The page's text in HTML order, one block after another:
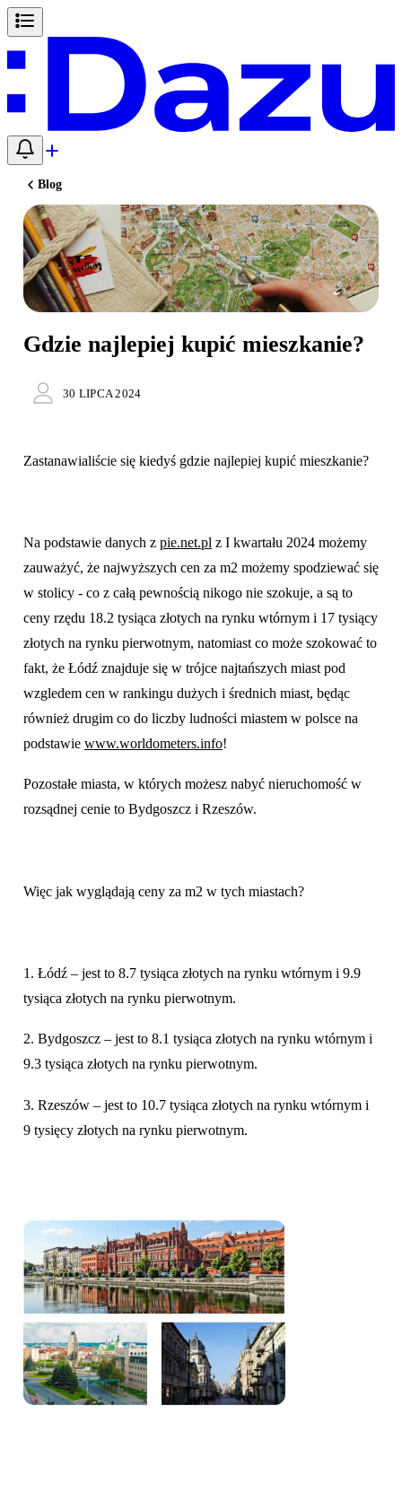
Blog
Gdzie najlepiej kupić mieszkanie?
30 LIPCA 2024
Zastanawialiście się kiedyś gdzie najlepiej kupić mieszkanie?
Na podstawie danych z pie.net.pl z I kwartału 2024 możemy
zauważyć, że najwyższych cen za m2 możemy spodziewać się
w stolicy - co z całą pewnością nikogo nie szokuje, a są to
ceny rzędu 18.2 tysiąca złotych na rynku wtórnym i 17 tysiący
złotych na rynku pierwotnym, natomiast co może szokować to
fakt, że Łódź znajduje się w trójce najtańszych miast pod
wzgledem cen w rankingu dużych i średnich miast, będąc
również drugim co do liczby ludności miastem w polsce na
podstawie www.worldometers.info!
Pozostałe miasta, w których możesz nabyć nieruchomość w
rozsądnej cenie to Bydgoszcz i Rzeszów.
Więc jak wyglądają ceny za m2 w tych miastach?
1. Łódź – jest to 8.7 tysiąca złotych na rynku wtórnym i 9.9
tysiąca złotych na rynku pierwotnym.
2. Bydgoszcz – jest to 8.1 tysiąca złotych na rynku wtórnym i
9.3 tysiąca złotych na rynku pierwotnym.
3. Rzeszów – jest to 10.7 tysiąca złotych na rynku wtórnym i
9 tysięcy złotych na rynku pierwotnym.